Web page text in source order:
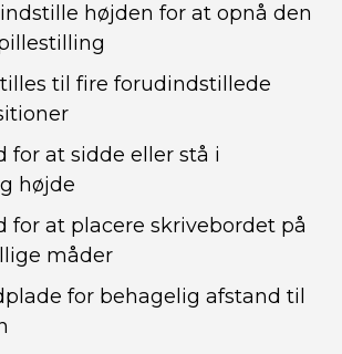
højden for at opnå den
til fire forudindstillede
for at sidde eller stå i
højde
for at placere skrivebordet på
måder
for behagelig afstand til